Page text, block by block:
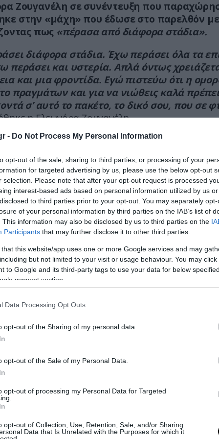
- Do Not Process My Personal Information
opt-out of the sale, sharing to third parties, or processing of your
for targeted advertising by us, please use the below opt-out
selection. Please note that after your opt-out request is processed
interest-based ads based on personal information utilized by us
to third parties prior to your opt-out. You may separately
of your personal information by third parties on the IAB’s list of
This information may also be disclosed by us to third parties on the
Participants that may further disclose it to other third parties.
that this website/app uses one or more Google services and may
but not limited to your visit or usage behaviour. You may
to Google and its third-party tags to use your data for below
consent section.
Data Processing Opt Outs
opt-out of the Sharing of my personal data.
opt-out of the Sale of my Personal Data.
opt-out of processing my Personal Data for Targeted
opt-out of Collection, Use, Retention, Sale, and/or Sharing
Data that Is Unrelated with the Purposes for which it
Ζουγανέλη σε συνέντευξη που
στην «μάχη» που έδωσε στο παρελθόν
πως «πέρασα από διάφορα στάδια».
διάφορα στάδια. Έχω περάσει όλα τα
περάσει και υστερία. Απλά όντως
και μια φροντίδα. Εγώ πιστεύω ότι η
πραγμάτων και για να νιώθεις καλά
σ’ αυτό το πακέτο, το δικό σου, που σε
η Ελεωνόρα Ζουγανέλη.
και για την αγάπη της για τα τατουάζ,
από συναίσθημα η ανάγκη μου να κάνω
το βλέπω μετά στο χέρι μου και έτσι
που αγαπάω γενικά. Δεν έχω παντού.
χέρι γιατί μου αρέσει να τα βλέπω, δεν τα
αναφέρθηκε και στον σύντροφό της Νίκο
ότι θαυμάζει ο ένας τον άλλον.
μας θεωρώ ότι έχει μείνει για μας με
ότι κρυβόμαστε και βγαίνουμε με τις
Αλλά γενικώς εγώ είμαι ακόμα και πιο
πιο εκδηλωτικός γενικά, μιλάει πιο
μου μ’ αρέσει να τα κρατάω για μένα.
κάνω γενικά, με θαυμάζει, δηλαδή και αυτό
στοιχείο που είναι όμορφο σε μία σχέση.
και εκείνος με θαυμάζει.
με πάντα πολύ καλή πρόθεση, οπότε δεν έχω
όταν είναι εδώ. Έχω το στρες του ότι
δικός μου άνθρωπος».